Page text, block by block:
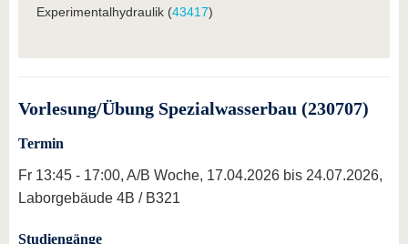
Experimentalhydraulik (43417)
Vorlesung/Übung Spezialwasserbau (230707)
Termin
Fr 13:45 - 17:00, A/B Woche, 17.04.2026 bis 24.07.2026,
Laborgebäude 4B / B321
Studiengänge